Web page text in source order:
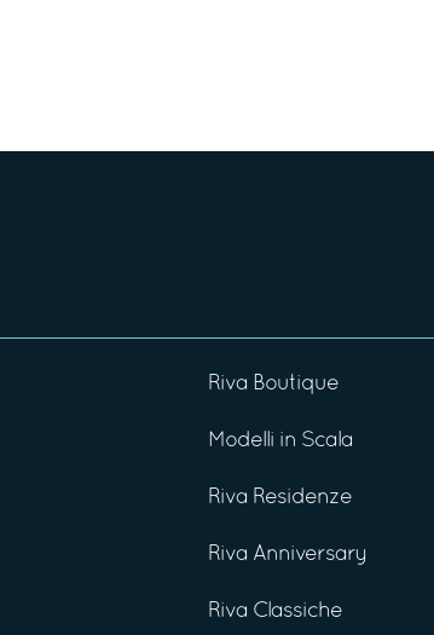
Riva Boutique
Modelli in Scala
Riva Residenze
Riva Anniversary
Riva Classiche